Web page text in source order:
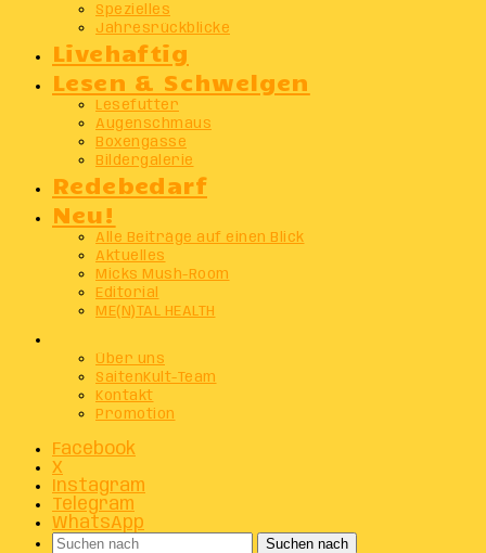
Spezielles
Jahresrückblicke
Livehaftig
Lesen & Schwelgen
Lesefutter
Augenschmaus
Boxengasse
Bildergalerie
Redebedarf
Neu!
Alle Beiträge auf einen Blick
Aktuelles
Micks Mush-Room
Editorial
ME(N)TAL HEALTH
Über uns
SaitenKult-Team
Kontakt
Promotion
Facebook
X
Instagram
Telegram
WhatsApp
Suchen nach